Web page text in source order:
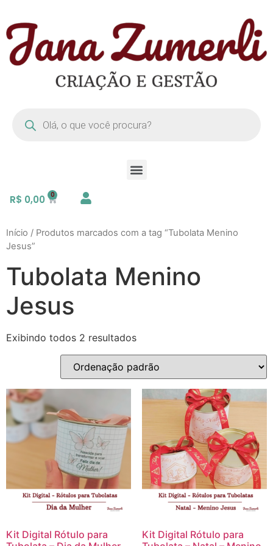
R$ 0,00
Início / Produtos marcados com a tag “Tubolata Menino
Jesus”
Tubolata Menino
Jesus
Exibindo todos 2 resultados
Kit Digital Rótulo para
Kit Digital Rótulo para